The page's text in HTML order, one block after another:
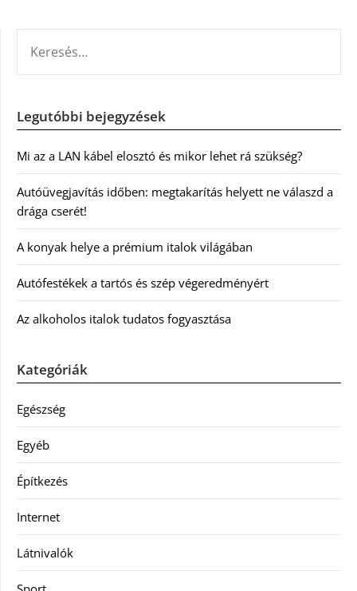
Legutóbbi bejegyzések
Mi az a LAN kábel elosztó és mikor lehet rá szükség?
Autóüvegjavítás időben: megtakarítás helyett ne válaszd a
drága cserét!
A konyak helye a prémium italok világában
Autófestékek a tartós és szép végeredményért
Az alkoholos italok tudatos fogyasztása
Kategóriák
Egészség
Egyéb
Építkezés
Internet
Látnivalók